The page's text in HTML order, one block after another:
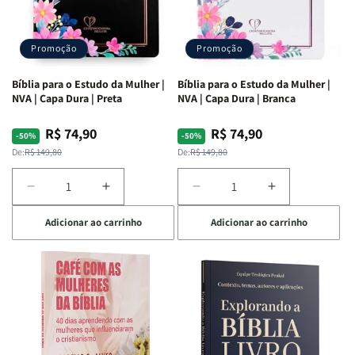
Promoção
Bíblia para o Estudo da Mulher |
NVA | Capa Dura | Preta
-50%
Preço
normal
De:R$ 149,80
Preço
promocional
R$ 74,90
Diminuir
a
quantidade
de
Bíblia
para
Estudo
da
Mulher
Aumentar
a
quantidade
de
Bíblia
para
o
Estudo
da
Mulher
Adicionar ao carrinho
Promoção
Bíblia para o Estudo da Mulher |
NVA | Capa Dura | Branca
-50%
Preço
normal
De:R$ 149,80
Preço
promocional
R$ 74,90
Diminuir
a
quantidade
de
Bíblia
o
Estudo
da
Mulher
Aumentar
a
quantidade
de
Bíblia
para
o
Estudo
Mulher
Adicionar ao carrinho